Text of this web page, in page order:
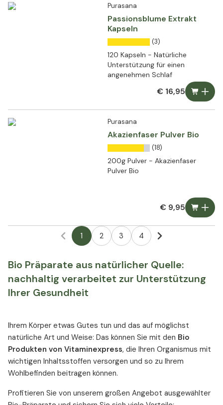
Purasana
Passionsblume Extrakt
Kapseln
(3)
120 Kapseln - Natürliche
Unterstützung für einen
angenehmen Schlaf
€ 16,95
Purasana
Akazienfaser Pulver Bio
(18)
200g Pulver - Akazienfaser
Pulver Bio
€ 9,95
1 2 3 4
Bio Präparate aus natürlicher Quelle:
nachhaltig verarbeitet zur Unterstützung
Ihrer Gesundheit
Ihrem Körper etwas Gutes tun und das auf möglichst
natürliche Art und Weise: Das können Sie mit den Bio
Produkten von Vitaminexpress, die Ihren Organismus mit
wichtigen Inhaltsstoffen versorgen und so zu Ihrem
Wohlbefinden beitragen können.
Profitieren Sie von unserem großen Angebot ausgewählter